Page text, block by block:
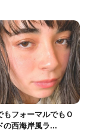
もフォーマルでもＯ
の西海岸風ラ...